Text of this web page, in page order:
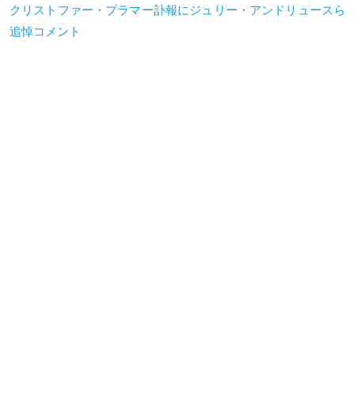
クリストファー・プラマー訃報にジュリー・アンドリュースら
追悼コメント